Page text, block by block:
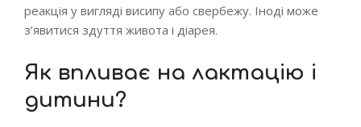
реакція у вигляді висипу або свербежу. Іноді може
з’явитися здуття живота і діарея.
Як впливає на лактацію і
дитини?